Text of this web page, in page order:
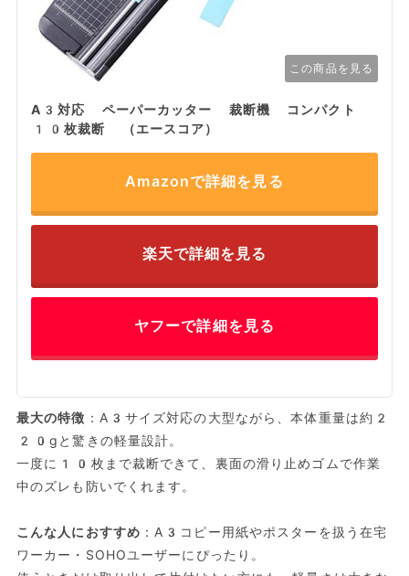
この商品を見る
A3対応 ペーパーカッター 裁断機 コンパクト
10枚裁断 （エースコア）
Amazonで詳細を見る
楽天で詳細を見る
ヤフーで詳細を見る
最大の特徴 ：A3サイズ対応の大型ながら、本体重量は約2
20gと驚きの軽量設計。
一度に10枚まで裁断できて、裏面の滑り止めゴムで作業
中のズレも防いでくれます。
こんな人におすすめ ：A3コピー用紙やポスターを扱う在宅
ワーカー・SOHOユーザーにぴったり。